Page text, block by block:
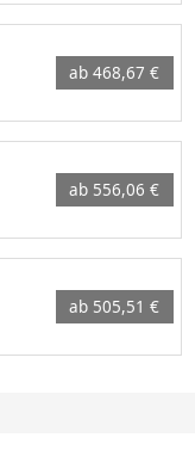
ab 468,67 €
ab 556,06 €
ab 505,51 €